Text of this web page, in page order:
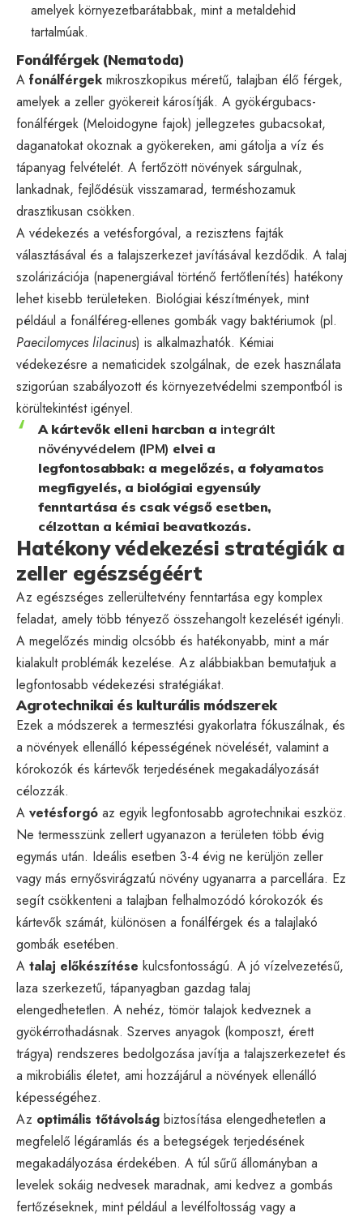
amelyek környezetbarátabbak, mint a metaldehid
tartalmúak.
Fonálférgek (Nematoda)
A fonálférgek mikroszkopikus méretű, talajban élő férgek,
amelyek a zeller gyökereit károsítják. A gyökérgubacs-
fonálférgek (Meloidogyne fajok) jellegzetes gubacsokat,
daganatokat okoznak a gyökereken, ami gátolja a víz és
tápanyag felvételét. A fertőzött növények sárgulnak,
lankadnak, fejlődésük visszamarad, terméshozamuk
drasztikusan csökken.
A védekezés a vetésforgóval, a rezisztens fajták
választásával és a talajszerkezet javításával kezdődik. A talaj
szolárizációja (napenergiával történő fertőtlenítés) hatékony
lehet kisebb területeken. Biológiai készítmények, mint
például a fonálféreg-ellenes gombák vagy baktériumok (pl.
Paecilomyces lilacinus) is alkalmazhatók. Kémiai
védekezésre a nematicidek szolgálnak, de ezek használata
szigorúan szabályozott és környezetvédelmi szempontból is
körültekintést igényel.
A kártevők elleni harcban a integrált
növényvédelem (IPM) elvei a
legfontosabbak: a megelőzés, a folyamatos
megfigyelés, a biológiai egyensúly
fenntartása és csak végső esetben,
célzottan a kémiai beavatkozás.
Hatékony védekezési stratégiák a
zeller egészségéért
Az egészséges zellerültetvény fenntartása egy komplex
feladat, amely több tényező összehangolt kezelését igényli.
A megelőzés mindig olcsóbb és hatékonyabb, mint a már
kialakult problémák kezelése. Az alábbiakban bemutatjuk a
legfontosabb védekezési stratégiákat.
Agrotechnikai és kulturális módszerek
Ezek a módszerek a termesztési gyakorlatra fókuszálnak, és
a növények ellenálló képességének növelését, valamint a
kórokozók és kártevők terjedésének megakadályozását
célozzák.
A vetésforgó az egyik legfontosabb agrotechnikai eszköz.
Ne termesszünk zellert ugyanazon a területen több évig
egymás után. Ideális esetben 3-4 évig ne kerüljön zeller
vagy más ernyősvirágzatú növény ugyanarra a parcellára. Ez
segít csökkenteni a talajban felhalmozódó kórokozók és
kártevők számát, különösen a fonálférgek és a talajlakó
gombák esetében.
A talaj előkészítése kulcsfontosságú. A jó vízelvezetésű,
laza szerkezetű, tápanyagban gazdag talaj
elengedhetetlen. A nehéz, tömör talajok kedveznek a
gyökérrothadásnak. Szerves anyagok (komposzt, érett
trágya) rendszeres bedolgozása javítja a talajszerkezetet és
a mikrobiális életet, ami hozzájárul a növények ellenálló
képességéhez.
Az optimális tőtávolság biztosítása elengedhetetlen a
megfelelő légáramlás és a betegségek terjedésének
megakadályozása érdekében. A túl sűrű állományban a
levelek sokáig nedvesek maradnak, ami kedvez a gombás
fertőzéseknek, mint például a levélfoltosság vagy a